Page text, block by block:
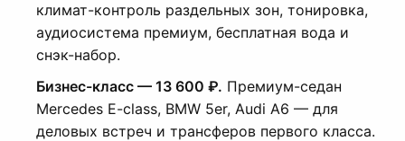
климат-контроль раздельных зон, тонировка,
аудиосистема премиум, бесплатная вода и
снэк-набор.
Бизнес-класс — 13 600 ₽. Премиум-седан
Mercedes E-class, BMW 5er, Audi A6 — для
деловых встреч и трансферов первого класса.